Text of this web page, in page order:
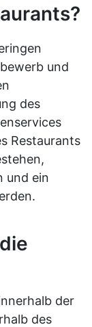
und
des
Restaurants
und ein
der
des